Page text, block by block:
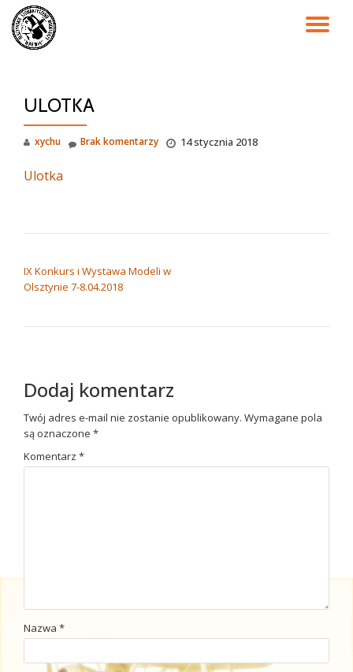
Przejdź
ULOTKA
xychu 14 stycznia 2018
Brak komentarzy
Ulotka
IX Konkurs i Wystawa Modeli w
Olsztynie 7-8.04.2018
Dodaj komentarz
Twój adres e-mail nie zostanie opublikowany. Wymagane pola
są oznaczone *
Komentarz *
Nazwa *